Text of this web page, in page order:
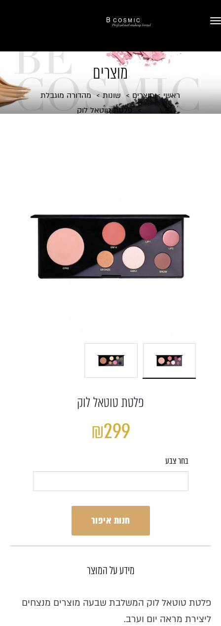
מוצרים
ראשי מוצרים שונות
מהדורה מוגבלת
פלטת טוטאל לוק
פלטת טוטאל לוק
₪299
בחר צבע
חנות איפור
מידע על המוצר
פלטת טוטאל לוק המשלבת שבעה מוצרים מנצחים
ליצירת מראה יום וערב.